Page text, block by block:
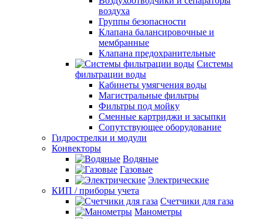
воздуха
Группы безопасности
Клапана балансировочные и
мембранные
Клапана предохранительные
Системы
фильтрации воды
Кабинеты умягчения воды
Магистральные фильтры
Фильтры под мойку
Сменные картриджи и засыпки
Сопутствующее оборудование
Гидрострелки и модули
Конвекторы
Водяные
Газовые
Электрические
КИП / приборы учета
Счетчики для газа
Манометры